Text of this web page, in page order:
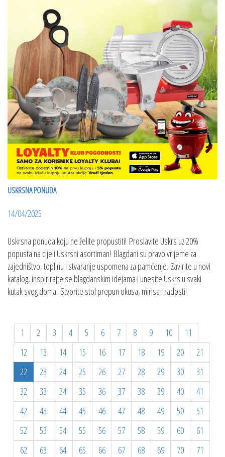
USKRSNA PONUDA
14/04/2025
Uskrsna ponuda koju ne želite propustiti! Proslavite Uskrs uz 20%
popusta na cijeli Uskrsni asortiman! Blagdani su pravo vrijeme za
zajedništvo, toplinu i stvaranje uspomena za pamćenje. Zavirite u novi
katalog, inspirirajte se blagdanskim idejama i unesite Uskrs u svaki
kutak svog doma. Stvorite stol prepun okusa, mirisa i radosti!
1 2 3 4 5 6 7 8 9 10
11
12
13 14 15 16 17 18 19 20
21
22
23 24 25 26 27 28 29 30
31
32
33 34 35 36 37 38 39 40
41
42
43 44 45 46 47 48 49 50
51
52
53 54 55 56 57 58 59 60
61
62
63 64 65 66 67 68 69 70
71